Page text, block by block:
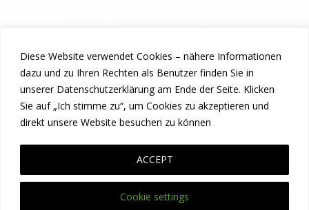
Diese Website verwendet Cookies – nähere Informationen
dazu und zu Ihren Rechten als Benutzer finden Sie in
unserer Datenschutzerklärung am Ende der Seite. Klicken
Sie auf „Ich stimme zu“, um Cookies zu akzeptieren und
direkt unsere Website besuchen zu können
Cookie settings
ACCEPT